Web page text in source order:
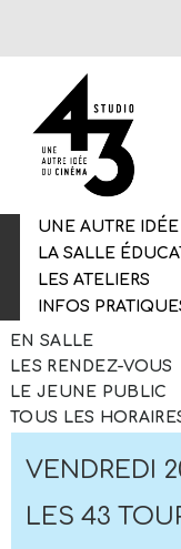
UNE AUTRE
LA SALLE
LES ATELIERS
INFOS
EN SALLE
LES RENDEZ-VOUS
LE JEUNE PUBLIC
TOUS LES
VENDREDI
LES 43